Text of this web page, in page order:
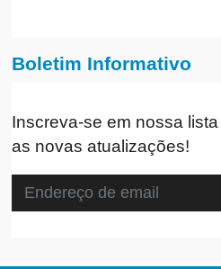
Boletim Informativo
Inscreva-se em nossa
as novas atualizações!